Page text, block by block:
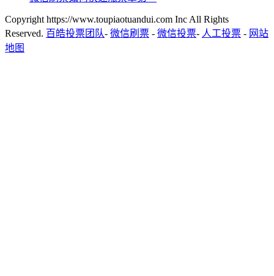
Copyright https://www.toupiaotuandui.com Inc All Rights
Reserved. 百皓投票团队- 微信刷票 - 微信投票- 人工投票 - 网站
地图